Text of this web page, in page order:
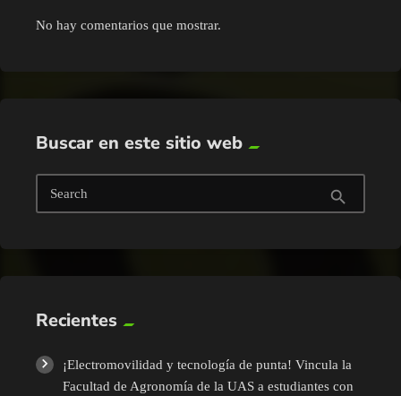
No hay comentarios que mostrar.
Buscar en este sitio web
Search search
Recientes
¡Electromovilidad y tecnología de punta! Vincula la
Facultad de Agronomía de la UAS a estudiantes con